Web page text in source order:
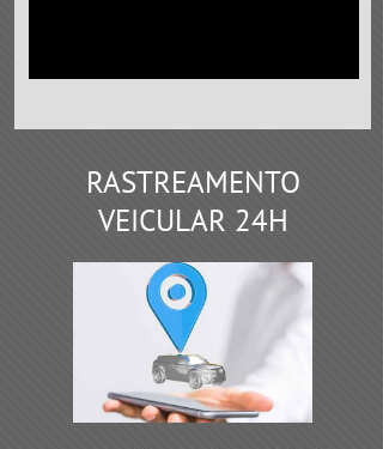
RASTREAMENTO
VEICULAR 24H